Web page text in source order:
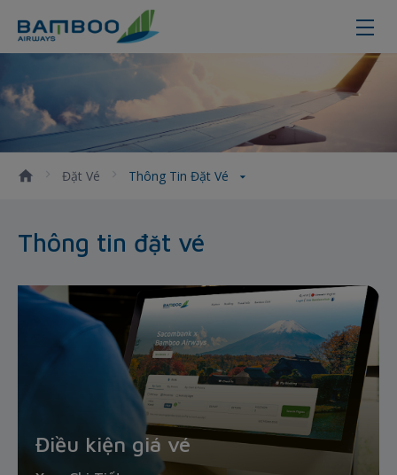
Thông tin đặt vé - Bamboo
Đặt Vé Thông Tin Đặt Vé
Thông tin đặt vé
Điều kiện giá vé